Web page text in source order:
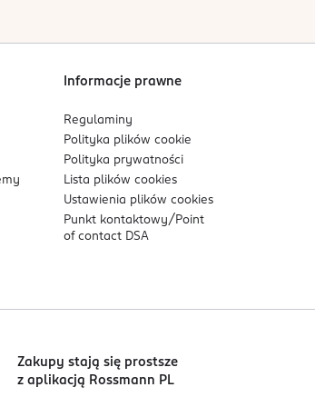
Informacje prawne
Regulaminy
Polityka plikówcookie
Polityka prywatności
Lista plikówcookies
Ustawienia plikówcookies
Punkt kontaktowy/ Point
of contact DSA
Zakupy stają się prostsze
z aplikacją Rossmann PL